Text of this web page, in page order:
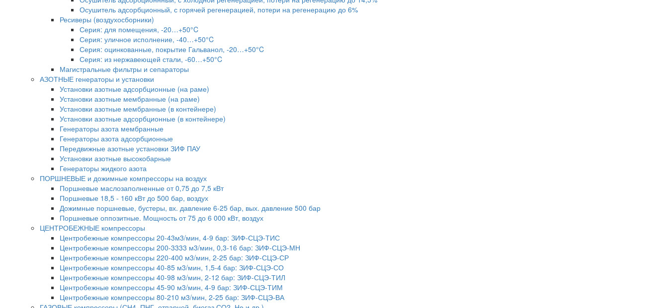
Осушитель адсорбционный, с горячей регенерацией, потери на регенерацию до 6%
Ресиверы (воздухосборники)
Серия: для помещения, -20…+50°C
Серия: уличное исполнение, -40…+50°C
Серия: оцинкованные, покрытие Гальванол, -20…+50°C
Серия: из нержавеющей стали, -60…+50°C
Магистральные фильтры и сепараторы
АЗОТНЫЕ генераторы и установки
Установки азотные адсорбционные (на раме)
Установки азотные мембранные (на раме)
Установки азотные мембранные (в контейнере)
Установки азотные адсорбционные (в контейнере)
Генераторы азота мембранные
Генераторы азота адсорбционные
Передвижные азотные установки ЗИФ ПАУ
Установки азотные высокобарные
Генераторы жидкого азота
ПОРШНЕВЫЕ и дожимные компрессоры на воздух
Поршневые маслозаполненные от 0,75 до 7,5 кВт
Поршневые 18,5 - 160 кВт до 500 бар, воздух
Дожимные поршневые, бустеры, вх. давление 6-25 бар, вых. давление 500 бар
Поршневые оппозитные. Мощность от 75 до 6 000 кВт, воздух
ЦЕНТРОБЕЖНЫЕ компрессоры
Центробежные компрессоры 20-43м3/мин, 4-9 бар: ЗИФ-СЦЭ-ТИС
Центробежные компрессоры 200-3333 м3/мин, 0,3-16 бар: ЗИФ-СЦЭ-МН
Центробежные компрессоры 220-400 м3/мин, 2-25 бар: ЗИФ-СЦЭ-СР
Центробежные компрессоры 40-85 м3/мин, 1,5-4 бар: ЗИФ-СЦЭ-СО
Центробежные компрессоры 40-98 м3/мин, 2-12 бар: ЗИФ-СЦЭ-ТИЛ
Центробежные компрессоры 45-90 м3/мин, 4-9 бар: ЗИФ-СЦЭ-ТИМ
Центробежные компрессоры 80-210 м3/мин, 2-25 бар: ЗИФ-СЦЭ-ВА